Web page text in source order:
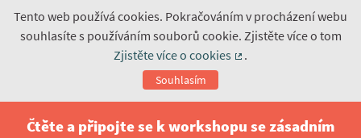
Tento web používá cookies. Pokračováním v procházení webu
souhlasíte s používáním souborů cookie. Zjistěte více o tom
Zjistěte více o cookies
.
Souhlasím
Čtěte a připojte se k workshopu se zásadním